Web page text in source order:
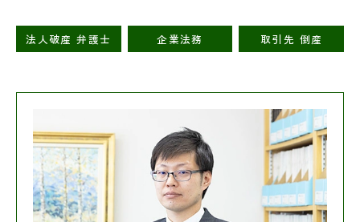
法人破産 弁護士 企業法務 取引先 倒産